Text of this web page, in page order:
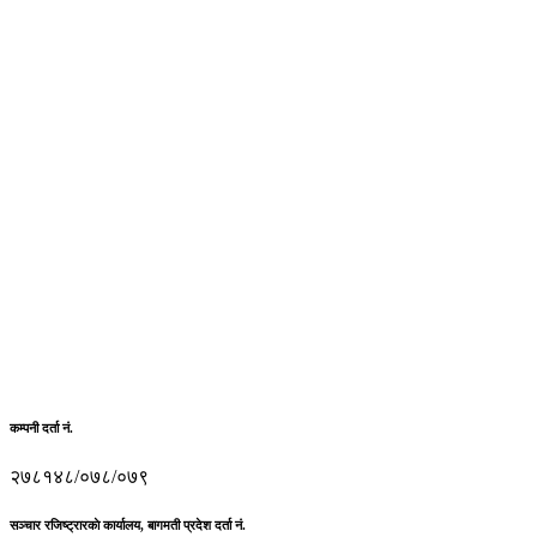
कम्पनी दर्ता नं.
२७८१४८/०७८/०७९
सञ्चार रजिष्ट्रारकाे कार्यालय, बागमती प्रदेश दर्ता नं.